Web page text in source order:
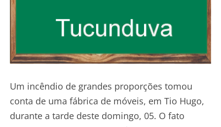
Um incêndio de grandes proporções tomou
conta de uma fábrica de móveis, em Tio Hugo,
durante a tarde deste domingo, 05. O fato